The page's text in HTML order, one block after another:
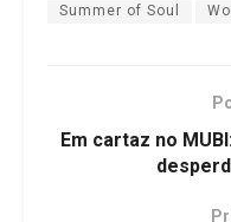
Summer of Soul
Em cartaz no